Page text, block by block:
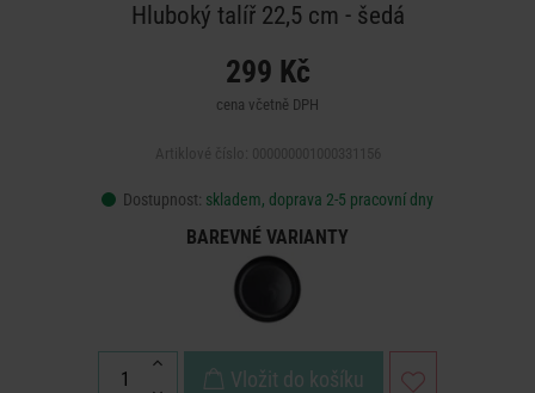
Hluboký talíř 22,5 cm - šedá
299 Kč
cena včetně DPH
Dostupnost: skladem, doprava 2-5 pracovní dny
BAREVNÉ VARIANTY
Vložit do košíku